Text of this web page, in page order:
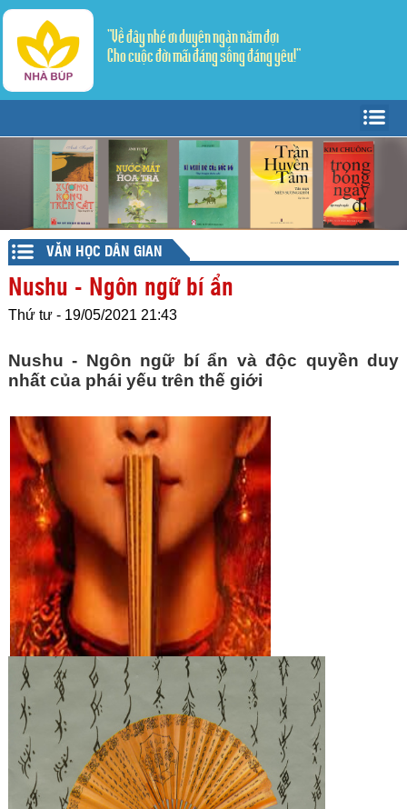
"Về đây nhé ơi duyên ngàn năm đợi
Cho cuộc đời mãi đáng sống đáng yêu!"
Giới thiệu
Tác giả - Tác phẩm
Trang văn ▼
Tản Văn
Truyện ngắn
Trang thơ ▼
Sáng tác
Văn học dân gian
Mỹ thuật - Âm nhạc
Góc chia sẻ
Liên hệ
Tìm kiếm
VĂN HỌC DÂN GIAN
Nushu - Ngôn ngữ bí ẩn
Thứ tư - 19/05/2021 21:43
Nushu - Ngôn ngữ bí ẩn và độc quyền duy
nhất của phái yếu trên thế giới